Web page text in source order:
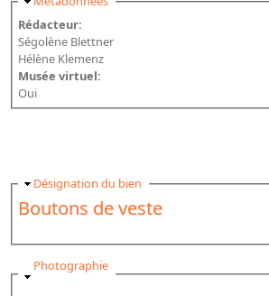
Rédacteur:
Ségolène Blettner
Hélène Klemenz
Musée virtuel:
Oui
Masquer
Désignation du bien
Boutons de veste
Masquer
Photographie